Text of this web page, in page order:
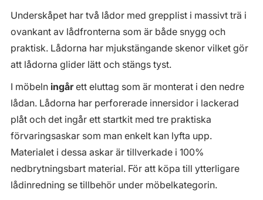
Underskåpet har två lådor med grepplist i massivt trä i
ovankant av lådfronterna som är både snygg och
praktisk. Lådorna har mjukstängande skenor vilket gör
att lådorna glider lätt och stängs tyst.
I möbeln ingårett eluttag som är monterat i den nedre
lådan. Lådorna har perforerade innersidor i lackerad
plåt och det ingår ett startkit med tre praktiska
förvaringsaskar som man enkelt kan lyfta upp.
Materialet i dessa askar är tillverkade i 100%
nedbrytningsbart material. För att köpa till ytterligare
lådinredning se tillbehör under möbelkategorin.